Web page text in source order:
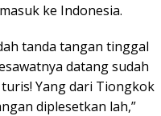
ke Indonesia.
tanda tangan tinggal
datang sudah
Yang dari Tiongkok
diplesetkan lah,”